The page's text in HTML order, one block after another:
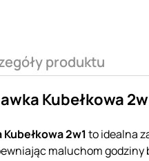
produktu
Kubełkowa
2w1to idealna
maluchom